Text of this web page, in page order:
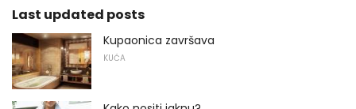
Last updated posts
Kupaonica završava
KUĆA